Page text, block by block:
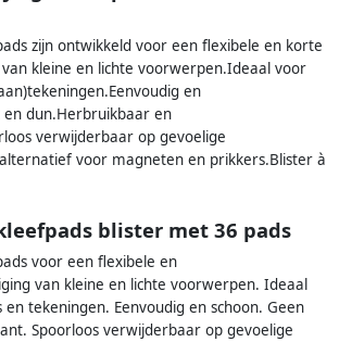
zijn ontwikkeld voor een flexibele en korte
kleine en lichte voorwerpen.Ideaal voor
en
en dun.Herbruikbaar en
verwijderbaar op gevoelige
voor magneten en prikkers.Blister à
blister met 36 pads
voor een flexibele en
van kleine en lichte voorwerpen. Ideaal
tekeningen. Eenvoudig en schoon. Geen
Spoorloos verwijderbaar op gevoelige